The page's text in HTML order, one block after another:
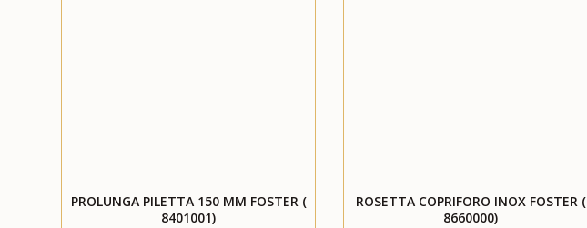
PROLUNGA PILETTA 150 MM FOSTER (
8401001)
ROSETTA COPRIFORO INOX FOSTER (
8660000)